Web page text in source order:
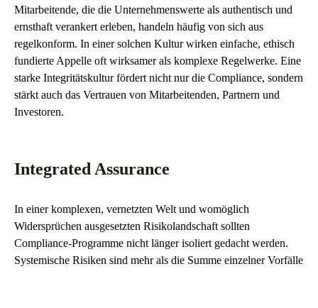
Mitarbeitende, die die Unternehmenswerte als authentisch und
ernsthaft verankert erleben, handeln häufig von sich aus
regelkonform. In einer solchen Kultur wirken einfache, ethisch
fundierte Appelle oft wirksamer als komplexe Regelwerke. Eine
starke Integritätskultur fördert nicht nur die Compliance, sondern
stärkt auch das Vertrauen von Mitarbeitenden, Partnern und
Investoren.
Integrated Assurance
In einer komplexen, vernetzten Welt und womöglich
Widersprüchen ausgesetzten Risikolandschaft sollten
Compliance-Programme nicht länger isoliert gedacht werden.
Systemische Risiken sind mehr als die Summe einzelner Vorfälle